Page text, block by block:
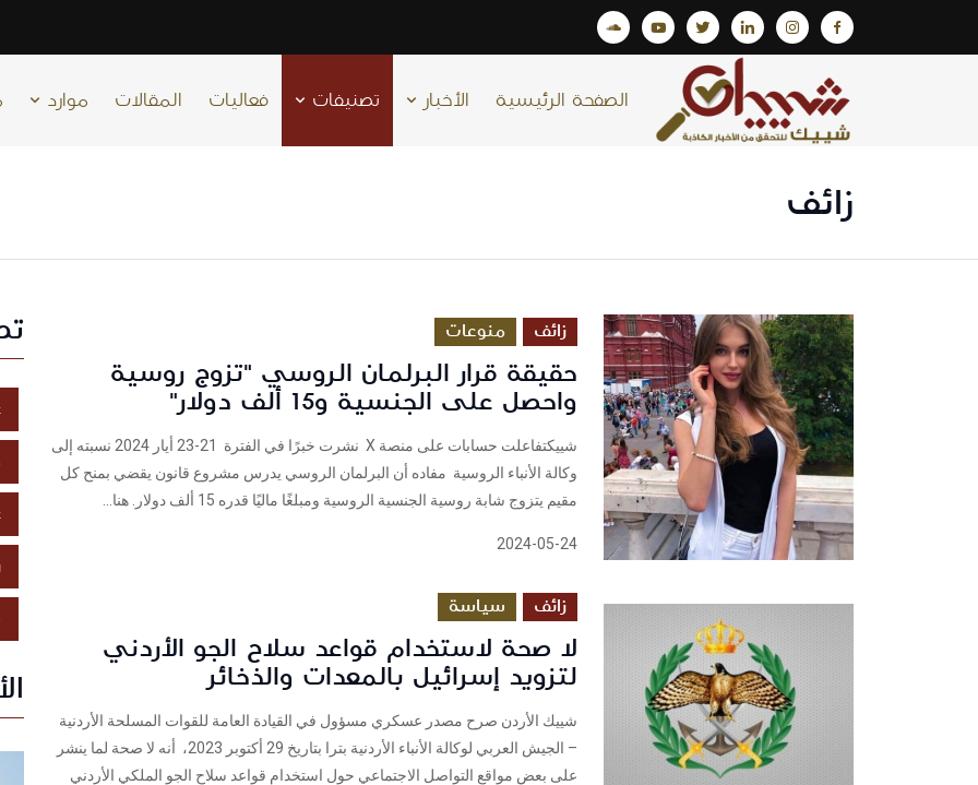
الصفحة الرئيسية الأخبار تصنيفات فعاليات المقالات موارد
زائف
زائف منوعات
حقيقة قرار البرلمان الروسي "تزوج روسية
واحصل على الجنسية و15 ألف دولار"
شييكتفاعلت حسابات على منصة X نشرت خبرًا في الفترة 21-23 أيار 2024 نسبته إلى
وكالة الأنباء الروسية مفاده أن البرلمان الروسي يدرس مشروع قانون يقضي بمنح كل
مقيم يتزوج شابة روسية الجنسية الروسية ومبلغًا ماليًا قدره 15 ألف دولار. هنا...
2024-05-24
زائف سياسة
لا صحة لاستخدام قواعد سلاح الجو الأردني
لتزويد إسرائيل بالمعدات والذخائر
شييك الأردن صرح مصدر عسكري مسؤول في القيادة العامة للقوات المسلحة الأردنية
– الجيش العربي لوكالة الأنباء الأردنية بترا بتاريخ 29 أكتوبر 2023، أنه لا صحة لما ينشر
على بعض مواقع التواصل الاجتماعي حول استخدام قواعد سلاح الجو الملكي الأردني